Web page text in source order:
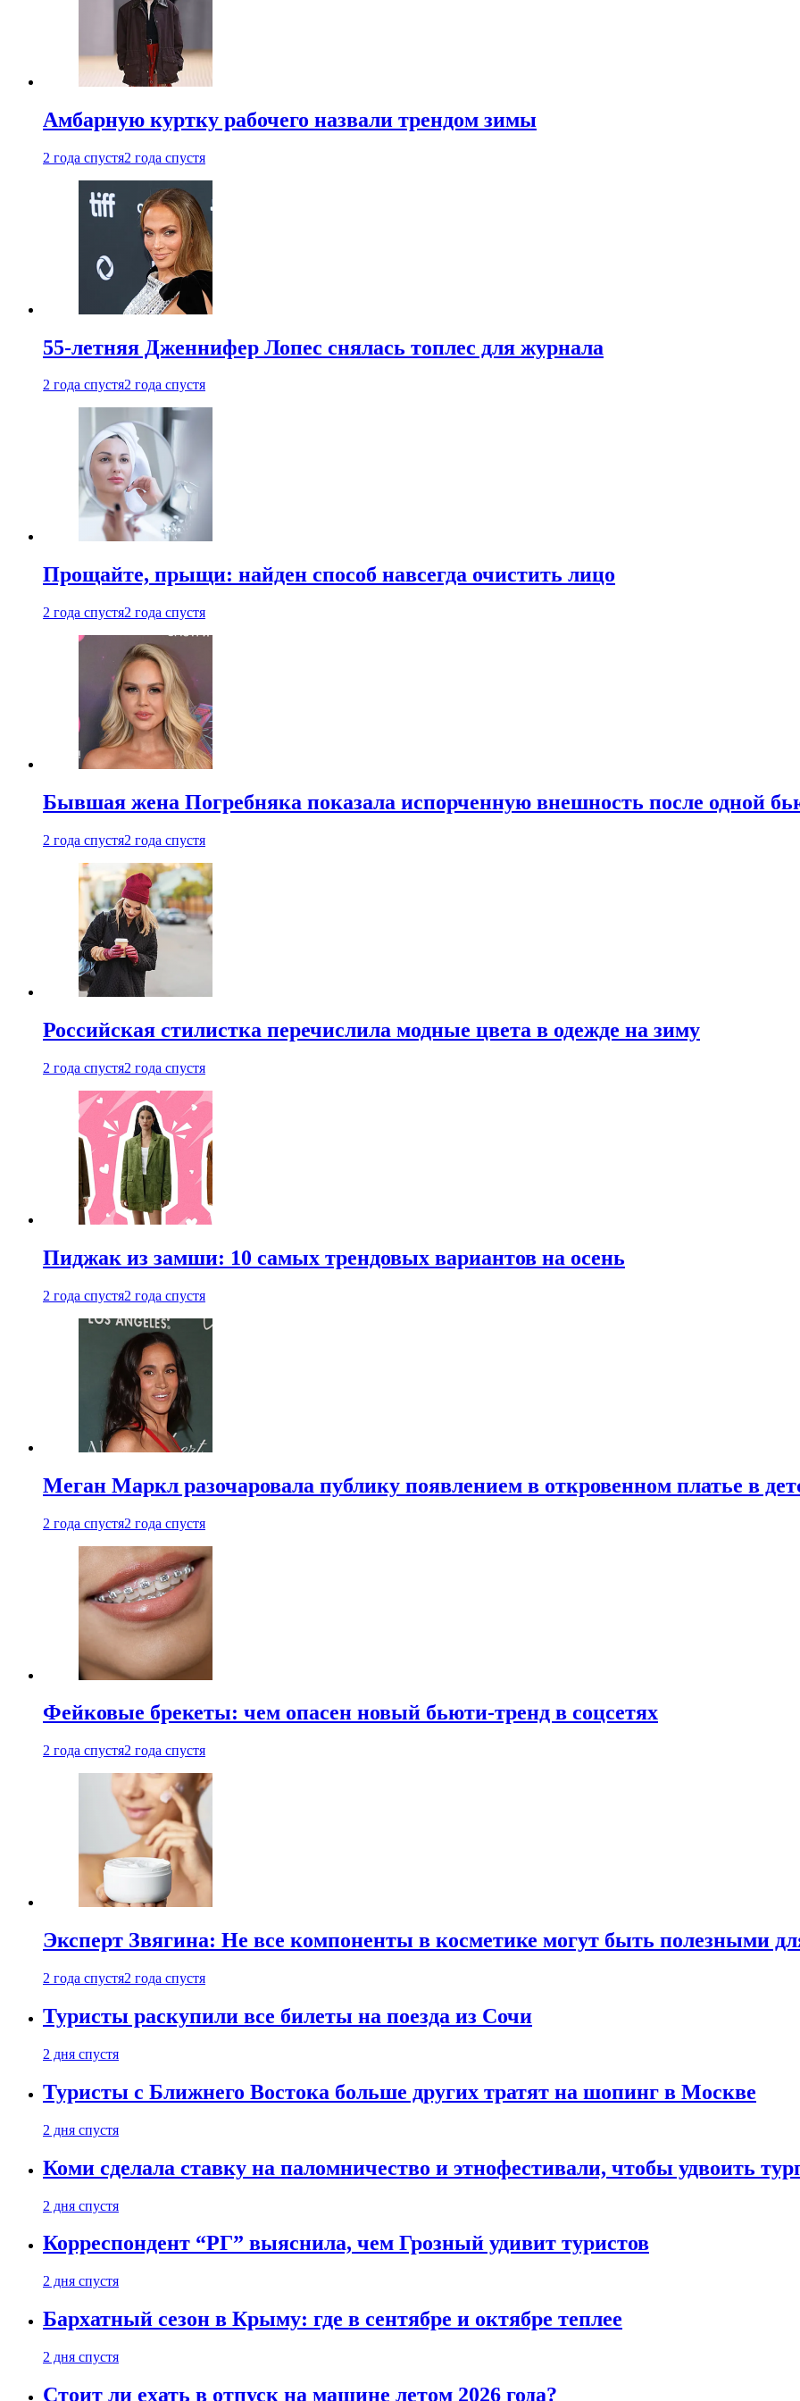
Амбарную куртку рабочего назвали трендом зимы
2 года спустя2 года спустя
55-летняя Дженнифер Лопес снялась топлес для журнала
2 года спустя2 года спустя
Прощайте, прыщи: найден способ навсегда очистить лицо
2 года спустя2 года спустя
Бывшая жена Погребняка показала испорченную внешность после одной
2 года спустя2 года спустя
Российская стилистка перечислила модные цвета в одежде на зиму
2 года спустя2 года спустя
Пиджак из замши: 10 самых трендовых вариантов на осень
2 года спустя2 года спустя
Меган Маркл разочаровала публику появлением в откровенном платье в
2 года спустя2 года спустя
Фейковые брекеты: чем опасен новый бьюти-тренд в соцсетях
2 года спустя2 года спустя
Эксперт Звягина: Не все компоненты в косметике могут быть полезными
2 года спустя2 года спустя
Туристы раскупили все билеты на поезда из Сочи
2 дня спустя
Туристы с Ближнего Востока больше других тратят на шопинг в Москве
2 дня спустя
Коми сделала ставку на паломничество и этнофестивали, чтобы удвоить
2 дня спустя
Корреспондент “РГ” выяснила, чем Грозный удивит туристов
2 дня спустя
Бархатный сезон в Крыму: где в сентябре и октябре теплее
2 дня спустя
Стоит ли ехать в отпуск на машине летом 2026 года?